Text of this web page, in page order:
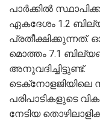
പാർക്കിൽ
ഏകദേശം 1.2
മൊത്തം 7.1
അനുവദിച്ചിട്ടുണ്ട്.
ടെക്‌നോളജിയിലെ
പരിപാടികളുടെ
നേടിയ